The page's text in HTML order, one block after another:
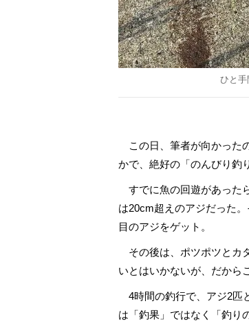
ひと手
この日、筆者が向かった
かで、絶好の「のんびり釣
すでに魚の回遊があった
は20cm超えのアジだった
目のアジをゲット。
その後は、ポツポツとカ
いとはいかないが、だから
4時間の釣行で、アジ2匹
は「釣果」ではなく「釣り
シ